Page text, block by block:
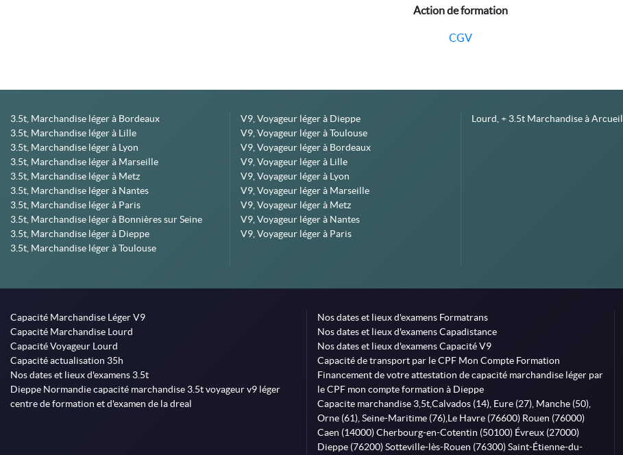
Action de formation
CGV
3.5t, Marchandise léger à Bordeaux
3.5t, Marchandise léger à Lille
3.5t, Marchandise léger à Lyon
3.5t, Marchandise léger à Marseille
3.5t, Marchandise léger à Metz
3.5t, Marchandise léger à Nantes
3.5t, Marchandise léger à Paris
3.5t, Marchandise léger à Bonnières sur Seine
3.5t, Marchandise léger à Dieppe
3.5t, Marchandise léger à Toulouse
V9, Voyageur léger à Dieppe
V9, Voyageur léger à Toulouse
V9, Voyageur léger à Bordeaux
V9, Voyageur léger à Lille
V9, Voyageur léger à Lyon
V9, Voyageur léger à Marseille
V9, Voyageur léger à Metz
V9, Voyageur léger à Nantes
V9, Voyageur léger à Paris
Lourd, + 3.5t Marchandise à Arcueil
Capacité Marchandise Léger V9
Capacité Marchandise Lourd
Capacité Voyageur Lourd
Capacité actualisation 35h
Nos dates et lieux d'examens 3.5t
Dieppe Normandie capacité marchandise 3.5t voyageur v9 léger
centre de formation et d'examen de la dreal
Nos dates et lieux d'examens Formatrans
Nos dates et lieux d'examens Capadistance
Nos dates et lieux d'examens Capacité V9
Capacité de transport par le CPF Mon Compte Formation
Financement de votre attestation de capacité marchandise léger par
le CPF mon compte formation à Dieppe
Capacite marchandise 3,5t,Calvados (14), Eure (27), Manche (50),
Orne (61), Seine-Maritime (76),Le Havre (76600) Rouen (76000)
Caen (14000) Cherbourg-en-Cotentin (50100) Évreux (27000)
Dieppe (76200) Sotteville-lès-Rouen (76300) Saint-Étienne-du-